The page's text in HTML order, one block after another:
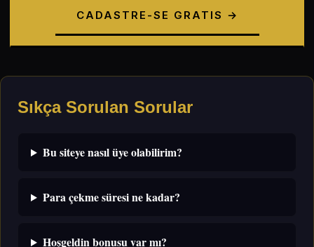
CADASTRE-SE GRATIS →
Sıkça Sorulan Sorular
Bu siteye nasıl üye olabilirim?
Para çekme süresi ne kadar?
Hoşgeldin bonusu var mı?